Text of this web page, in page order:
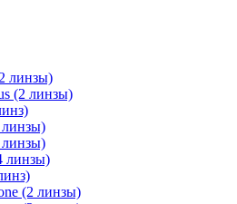
линзы)
(2 линзы)
линзы)
(2 линзы)